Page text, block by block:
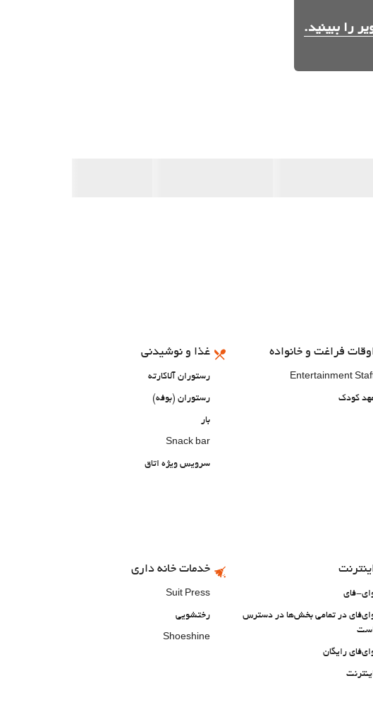
فراغت و خانواده
Entertainment
کودک
غذا و نوشیدنی
رستوران آلاکارته
رستوران (بوفه)
بار
Snack bar
سرویس ویژه اتاق
فای
در تمامی بخش‌ها در دسترس
رایگان
خدمات خانه داری
Suit Press
رختشویی
Shoeshine